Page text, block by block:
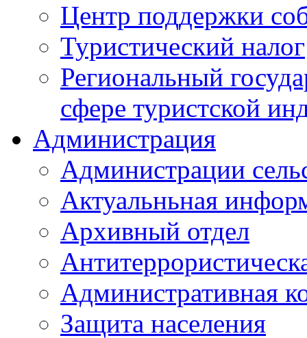
Центр поддержки
Туристический налог
Региональный
сфере туристской
Администрация
Администрации
Актуальньная
Архивный отдел
Административная
Защита населения